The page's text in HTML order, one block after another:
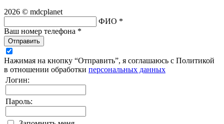
2026 © mdcplanet
ФИО *
Ваш номер телефона *
Отправить
Нажимая на кнопку “Отправить”, я соглашаюсь с Политикой
в отношении обработки персональных данных
Логин:
Пароль: